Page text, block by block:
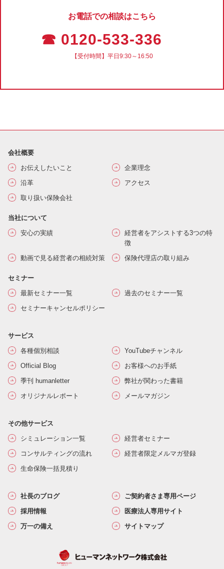
お電話での相談はこちら
☎ 0120-533-336
【受付時間】平日9:30～16:50
会社概要
お伝えしたいこと
企業理念
沿革
アクセス
取り扱い保険会社
当社について
安心の実績
経営者をアシストする3つの特
徴
動画で見る経営者の相続対策
保険代理店の取り組み
セミナー
最新セミナー一覧
過去のセミナー一覧
セミナーキャンセルポリシー
サービス
各種個別相談
YouTubeチャンネル
Official Blog
お客様へのお手紙
季刊 humanletter
弊社が関わった書籍
オリジナルレポート
メールマガジン
その他サービス
シミュレーション一覧
経営者セミナー
コンサルティングの流れ
経営者限定メルマガ登録
生命保険一括見積り
社長のブログ
ご契約者さま専用ページ
採用情報
医療法人専用サイト
万一の備え
サイトマップ